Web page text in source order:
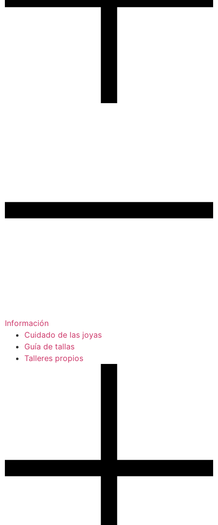
Información
Cuidado de las joyas
Guía de tallas
Talleres propios